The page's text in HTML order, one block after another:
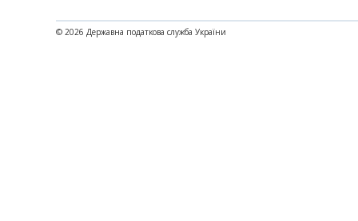
© 2026 Державна податкова служба України